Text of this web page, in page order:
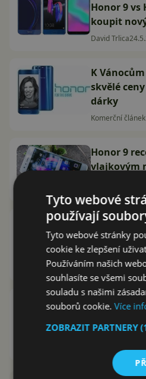
Honor 9 vs
koupit
David Trlica
K
skvělé
dárky
Komerční článek
Honor 9
vlajkovým
Češi za
zaplatí o
v
David Trlica
Honor 9 je
čtečku
David Trlica
Tyto webové
používají
Tyto webové stránky
cookie ke zlepšení
Používáním našich
souhlasíte se všemi
souladu s našimi
souborů cookie.Více
ZOBRAZIT PARTNERY